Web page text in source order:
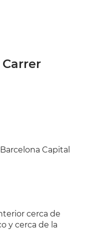
Capital
cerca de
y cerca de la